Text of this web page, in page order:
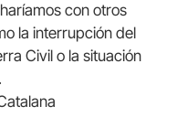
con otros
la interrupción del
Civil o la situación